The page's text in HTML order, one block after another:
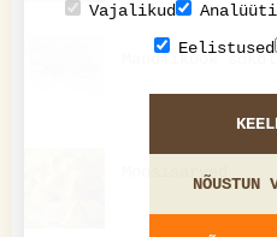
Mandlikook
Moosisarved
Vajalikud
Eelistused
NÕUSTUN